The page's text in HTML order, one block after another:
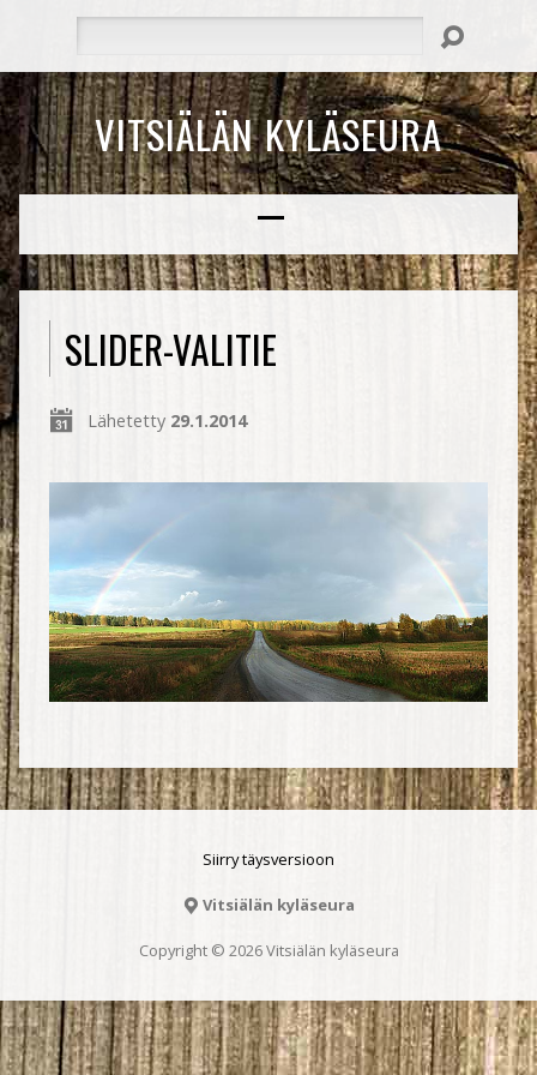
VITSIÄLÄN KYLÄSEURA
SLIDER-VALITIE
Lähetetty 29.1.2014
Siirry täysversioon
Vitsiälän kyläseura
Copyright © 2026 Vitsiälän kyläseura